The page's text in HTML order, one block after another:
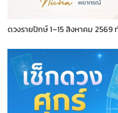
ดวงรายปักษ์ 1–15 สิงหาคม